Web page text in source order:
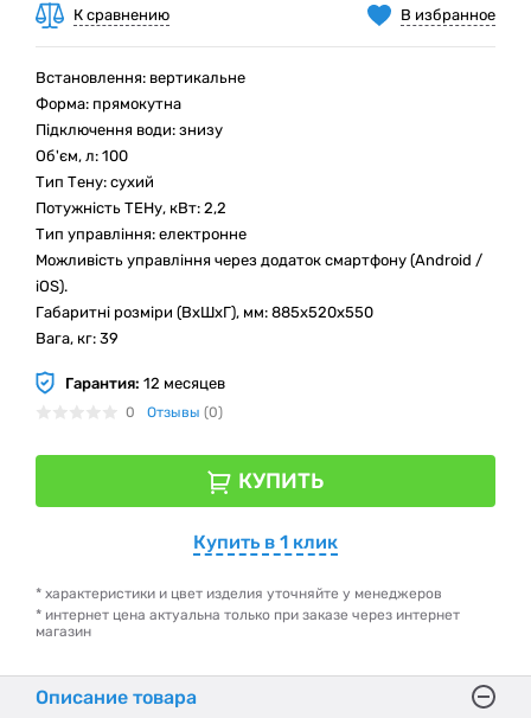
В избранное
К сравнению
Встановлення: вертикальне
Форма: прямокутна
Підключення води: знизу
Об'єм, л: 100
Тип Тену: сухий
Потужність ТЕНу, кВт: 2,2
Тип управління: електронне
Можливість управління через додаток смартфону (Android /
iOS).
Габаритні розміри (ВхШхГ), мм: 885x520x550
Вага, кг: 39
Гарантия: 12 месяцев
0 Отзывы (0)
КУПИТЬ
Купить в 1 клик
* характеристики и цвет изделия уточняйте у менеджеров
* интернет цена актуальна только при заказе через интернет
магазин
Описание товара